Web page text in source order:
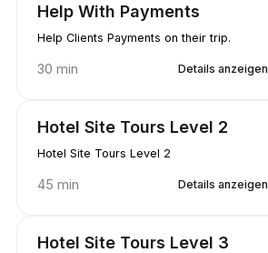
Help With Payments
Help Clients Payments on their trip.
30 min Details anzeigen
Hotel Site Tours Level 2
Hotel Site Tours Level 2
45 min Details anzeigen
Hotel Site Tours Level 3